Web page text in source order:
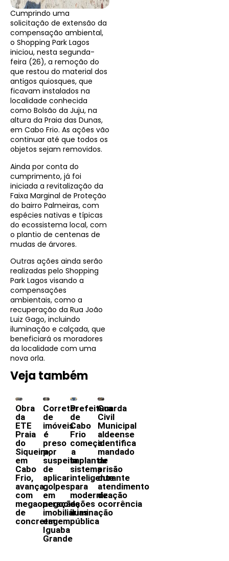
Cumprindo uma
solicitação de extensão da
compensação ambiental,
o Shopping Park Lagos
iniciou, nesta segunda-
feira (26), a remoção do
que restou do material dos
antigos quiosques, que
ficavam instalados na
localidade conhecida
como Bolsão da Juju, na
altura da Praia das Dunas,
em Cabo Frio. As ações vão
continuar até que todos os
objetos sejam removidos.
Ainda por conta do
cumprimento, já foi
iniciada a revitalização da
Faixa Marginal de Proteção
do bairro Palmeiras, com
espécies nativas e típicas
do ecossistema local, com
o plantio de centenas de
mudas de árvores.
Outras ações ainda serão
realizadas pelo Shopping
Park Lagos visando a
compensações
ambientais, como a
recuperação da Rua João
Luiz Gago, incluindo
iluminação e calçada, que
beneficiará os moradores
da localidade com uma
nova orla.
Veja também
Obra
da
ETE
Praia
do
Siqueira,
em
Cabo
Frio,
avança
com
megaoperação
de
concretagem
Corretor
de
imóveis
é
preso
por
suspeita
de
aplicar
golpes
em
negociações
imobiliárias
em
Iguaba
Grande
Prefeitura
de
Cabo
Frio
começa
a
implantar
sistema
inteligente
para
modernização
da
iluminação
pública
Guarda
Civil
Municipal
aldeense
identifica
mandado
de
prisão
durante
atendimento
de
ocorrência